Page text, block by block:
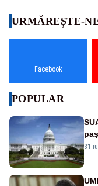
URMĂREȘTE-
Facebook
POPULAR
31